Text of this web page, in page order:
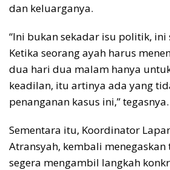
dan keluarganya.
“Ini bukan sekadar isu politik, ini
Ketika seorang ayah harus
dua hari dua malam hanya
keadilan, itu artinya ada yang
penanganan kasus ini,” tegasnya.
Sementara itu, Koordinator
Atransyah, kembali menegaskan
segera mengambil langkah